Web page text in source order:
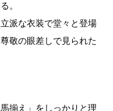
。
派な衣装で堂々と登場
敬の眼差しで見られた
揃え」をしっかりと理